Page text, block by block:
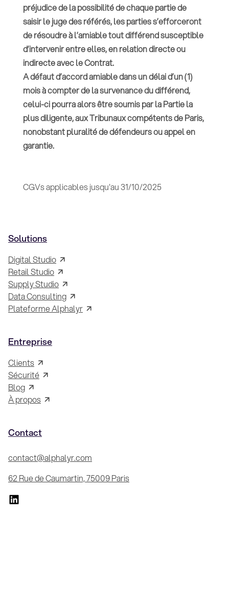
préjudice de la possibilité de chaque partie de
saisir le juge des référés, les parties s’efforceront
de résoudre à l’amiable tout différend susceptible
d’intervenir entre elles, en relation directe ou
indirecte avec le Contrat.
A défaut d’accord amiable dans un délai d’un (1)
mois à compter de la survenance du différend,
celui-ci pourra alors être soumis par la Partie la
plus diligente, aux Tribunaux compétents de Paris,
nonobstant pluralité de défendeurs ou appel en
garantie.
CGVs applicables jusqu'au 31/10/2025
Solutions
Digital Studio
Retail Studio
Supply Studio
Data Consulting
Plateforme Alphalyr
Entreprise
Clients
Sécurité
Blog
À propos
Contact
contact@alphalyr.com
62 Rue de Caumartin, 75009 Paris